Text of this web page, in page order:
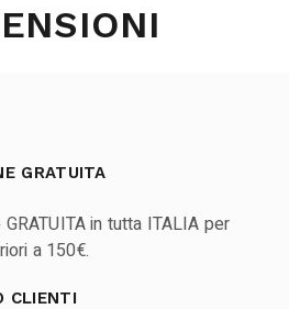
GRATUITA
in tutta ITALIA per
a 150€.
CLIENTI